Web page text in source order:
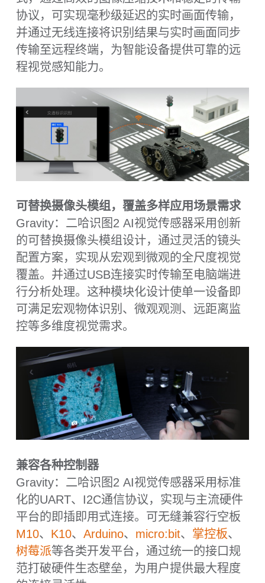
模型广场，丰富垂类模型即取即用
模型广场功能，构建完整的AI模型生态系
统。平台汇集了官方精选与用户共享的优质
预训练模型，涵盖农业、安防、工业、交通
等数十个垂直领域。如车牌识别、跌倒检
测、水果分类、烟雾预警、疲劳驾驶监测等
超过20+种即用型AI能力。只需一键点击即可
将所需模型部署至设备，极大降低了AI应用
应用场景
隔空指令，一“手”掌控
厌倦了键盘与手柄？Gravity：二哈识图2 AI
赖传统键盘或手柄设备，凭借全新的手势识
别与人体关键点识别，轻松实现隔空控物、
指挥机器人或畅玩体感游戏，赋予万物“看懂”
你指令的能力。为智能交互提供更直观、更
自由的操作方式。
大模型赋能，不止看清，更能“看懂”
Gravity：二哈识图2 AI视觉传感器突破传统
识别边界，深度融合大模型认知能力，不仅
能精准识别物体，更能深度理解场景内容并
生成专业分析。结合大模型的智慧，二哈识
图2不仅能告诉你“这是什么”，更能告诉你“这
意味着什么”。只需看一眼你的午餐，二哈识
图2就能化身营养专家提供膳食建议，成为会
思考、懂生活的智能伙伴。